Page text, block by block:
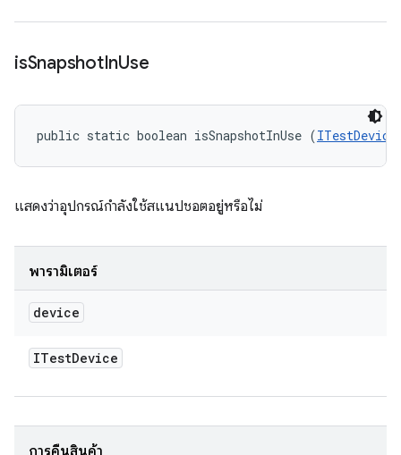
isSnapshotInUse
public static boolean isSnapshotInUse (ITestDevice
แสดงว่าอุปกรณ์กำลังใช้สแนปชอตอยู่หรือไม่
พารามิเตอร์
device
ITestDevice
การคืนสินค้า